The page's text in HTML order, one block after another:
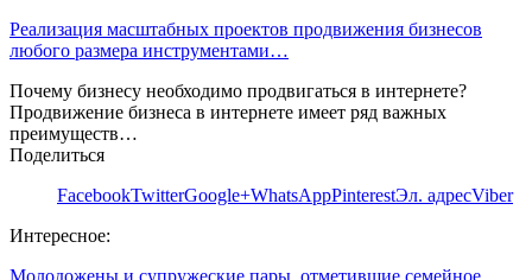
Реализация масштабных проектов продвижения бизнесов
любого размера инструментами…
Почему бизнесу необходимо продвигаться в интернете?
Продвижение бизнеса в интернете имеет ряд важных
преимуществ…
Поделиться
FacebookTwitterGoogle+WhatsAppPinterestЭл. адресViber
Интересное:
Молодожены и супружеские пары, отметившие семейное…